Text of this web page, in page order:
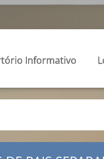
Informativo